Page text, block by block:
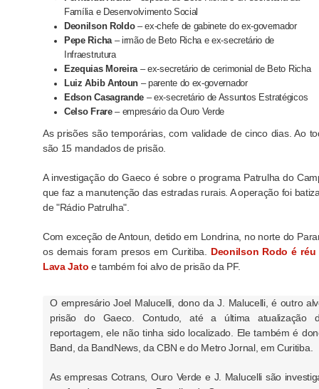
Família e Desenvolvimento Social
Deonilson Roldo– ex-chefe de gabinete do ex-governador
Pepe Richa – irmão de Beto Richa e ex-secretário de
Infraestrutura
Ezequias Moreira – ex-secretário de cerimonial de Beto Richa
Luiz Abib Antoun – parente do ex-governador
Edson Casagrande – ex-secretário de Assuntos Estratégicos
Celso Frare– empresário da Ouro Verde
As prisões são temporárias, com validade de cinco dias. Ao
são 15 mandados de prisão.
A investigação do Gaeco é sobre o programa Patrulha do
que faz a manutenção das estradas rurais. A operação foi
de "Rádio Patrulha".
Com exceção de Antoun, detido em Londrina, no norte do
os demais foram presos em Curitiba. Deonilson Rodo é réu
Lava Jato e também foi alvo de prisão da PF.
O empresário Joel Malucelli, dono da J. Malucelli, é outro
prisão do Gaeco. Contudo, até a última atualização
reportagem, ele não tinha sido localizado. Ele também é
Band, da BandNews, da CBN e do Metro Jornal, em Curitiba.
As empresas Cotrans, Ouro Verde e J. Malucelli são